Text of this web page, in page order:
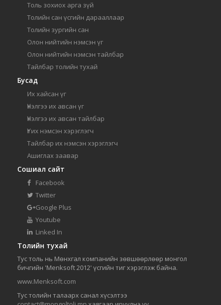
Толь зохиох арга зүй
Толийн сан үсгийн дарааллаар
Толийн зургийн сан
Олон нийтийн нэмсэн үг
Олон нийтийн нэмсэн тайлбар
Тайлбар толийн тухай
Бусад
Их хайсан үг
Үнэлгээ их авсан үг
Үнэлгээ их авсан тайлбар
Үг их нэмсэн хэрэглэгч
Тайлбар их нэмсэн хэрэглэгч
Ашиглах заавар
Сошиал сайт
Facebook
Twitter
Google Plus
Youtube
Linked In
Толийн тухай
Тус толь нь Мөнхгал компанийн зөвшөөрлөөр монгол
бичгийн 'Menksoft 2012' үсгийн тиг хэрэглэж байна.
www.Menksoft.com
Тус толийн талаарх санал хүсэлтээ